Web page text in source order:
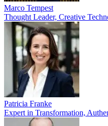
Marco Tempest
Thought Leader, Creative
Patricia Franke
Expert in Transformation,